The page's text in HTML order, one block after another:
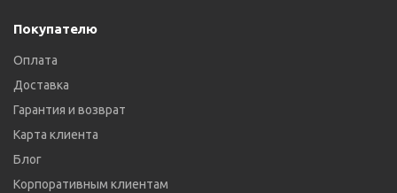
Покупателю
Оплата
Доставка
Гарантия и возврат
Карта клиента
Блог
Корпоративным клиентам